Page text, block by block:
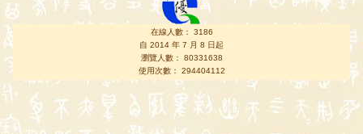
在線人數： 3186
自 2014 年 7 月 8 日起
瀏覽人數： 80331638
使用次數： 294404112